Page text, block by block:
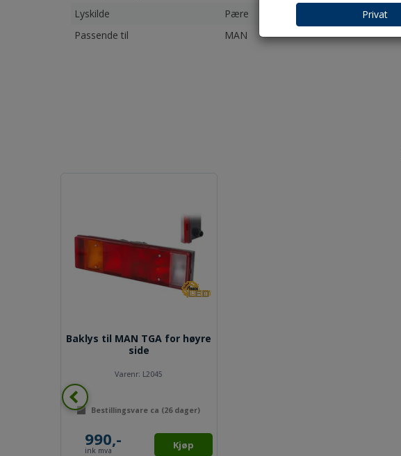
Lyskilde
Pære
Passende til
MAN
Baklys til MAN TGA for høyre
side
Varenr: L2045
990,-
ink mva
Bestillingsvare ca (26dager)
Kjøp
Privat